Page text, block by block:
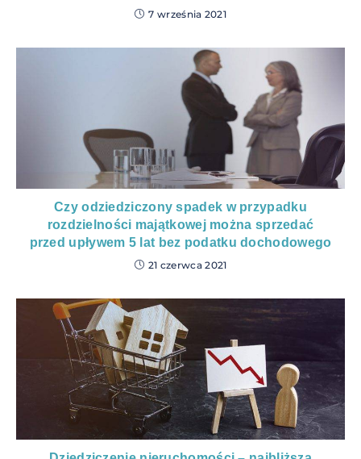
7 września 2021
Czy odziedziczony spadek w przypadku
rozdzielności majątkowej można sprzedać
przed upływem 5 lat bez podatku dochodowego
21 czerwca 2021